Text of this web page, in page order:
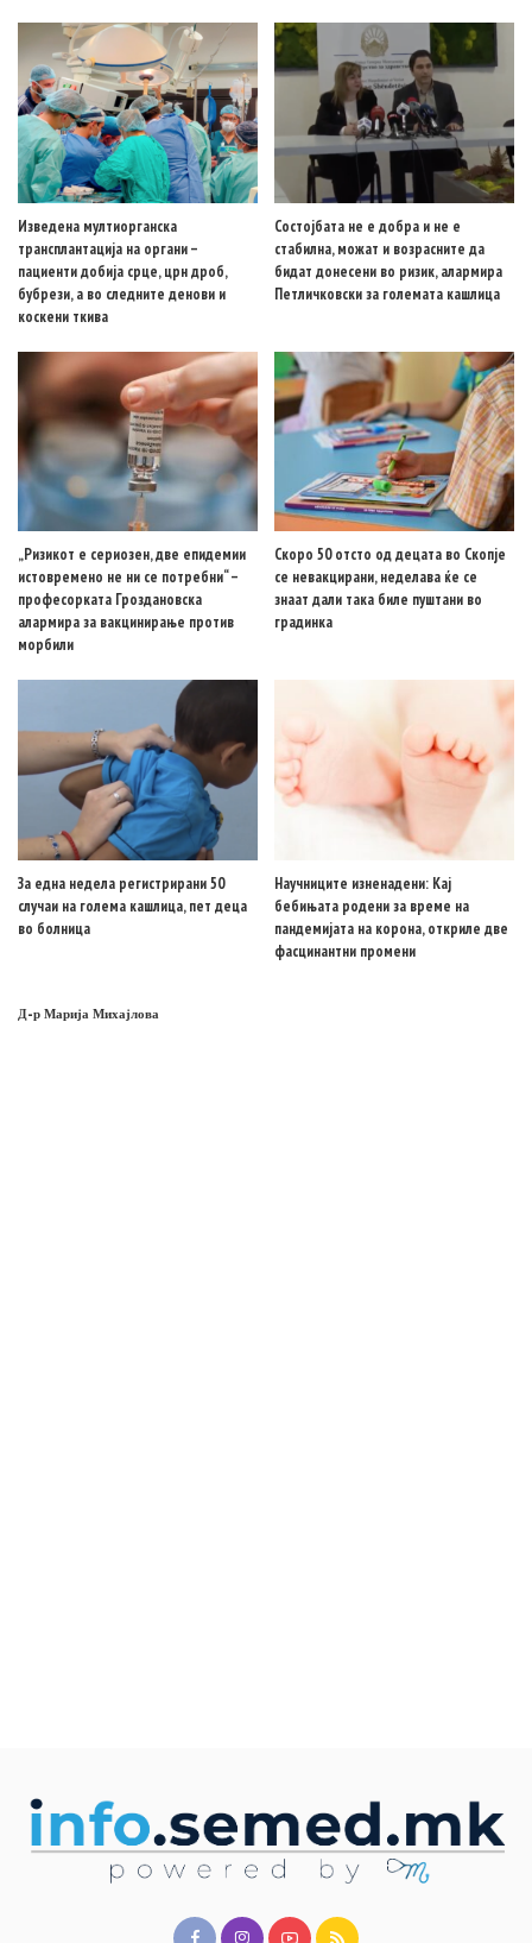
Изведена мултиорганска
трансплантација на органи –
пациенти добија срце, црн дроб,
бубрези, а во следните денови и
коскени ткива
Состојбата не е добра и не е
стабилна, можат и возрасните да
бидат донесени во ризик, алармира
Петличковски за големата кашлица
„Ризикот е сериозен, две епидемии
истовремено не ни се потребни“ –
професорката Гроздановска
алармира за вакцинирање против
морбили
Скоро 50 отсто од децата во Скопје
се невакцирани, неделава ќе се
знаат дали така биле пуштани во
градинка
За една недела регистрирани 50
случаи на голема кашлица, пет деца
во болница
Научниците изненадени: Кај
бебињата родени за време на
пандемијата на корона, откриле две
фасцинантни промени
Д-р Марија Михајлова